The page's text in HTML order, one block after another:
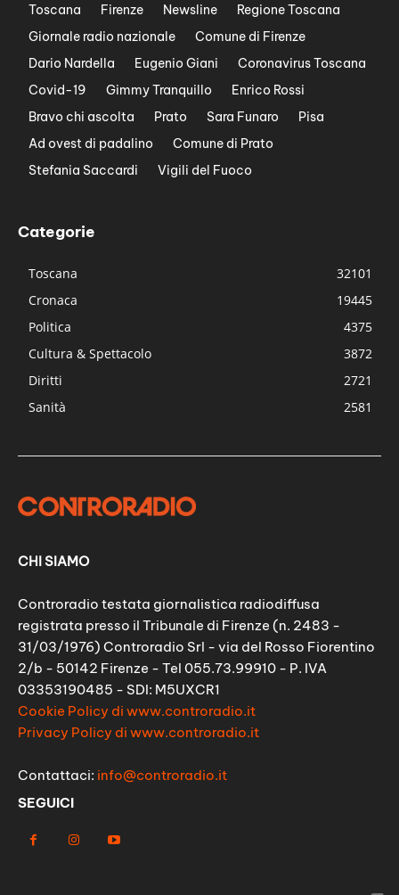
Toscana Firenze Newsline
Regione Toscana
Giornale radio nazionale
Comune di Firenze
Dario Nardella
Eugenio Giani
Coronavirus Toscana
Covid-19
Gimmy Tranquillo
Enrico Rossi
Bravo chi ascolta
Prato Sara Funaro
Pisa
Ad ovest di padalino
Comune di Prato
Stefania Saccardi
Vigili del Fuoco
Categorie
Toscana
32101
Cronaca
19445
Politica
4375
Cultura & Spettacolo
3872
Diritti
2721
Sanità
2581
CHI SIAMO
Controradio testata giornalistica radiodiffusa
registrata presso il Tribunale di Firenze (n. 2483 -
31/03/1976) Controradio Srl - via del Rosso Fiorentino
2/b - 50142 Firenze - Tel 055.73.99910 - P. IVA
03353190485 - SDI: M5UXCR1
Cookie Policy di www.controradio.it
Privacy Policy di www.controradio.it
Contattaci: info@controradio.it
SEGUICI